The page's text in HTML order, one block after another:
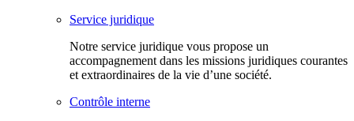
Service juridique
Notre service juridique vous propose un
accompagnement dans les missions juridiques courantes
et extraordinaires de la vie d’une société.
Contrôle interne